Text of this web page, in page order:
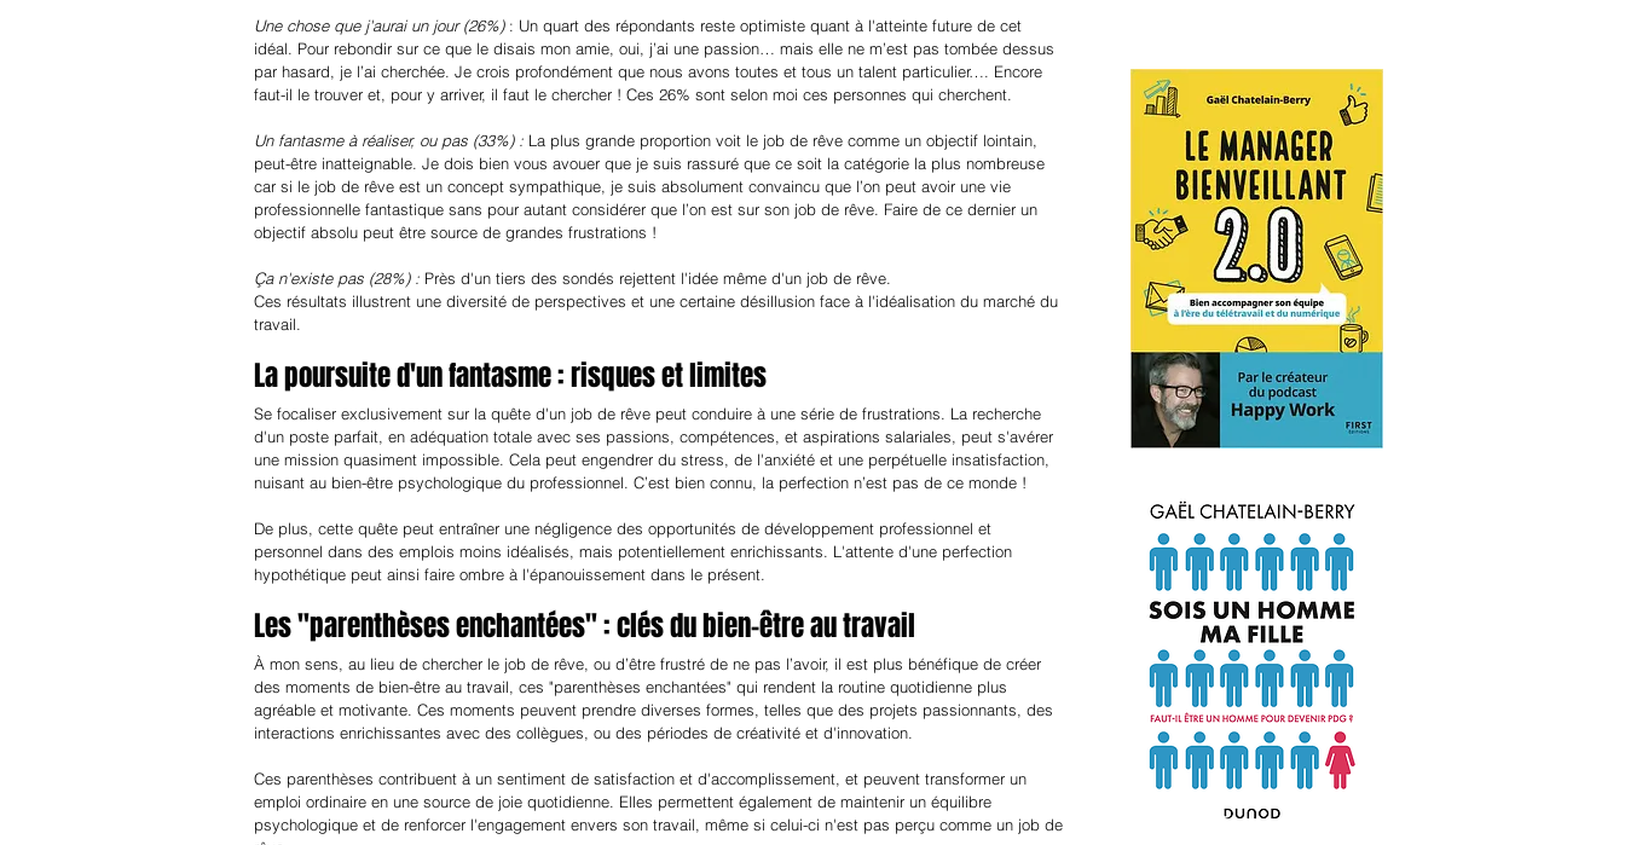
Une chose que j'aurai un jour (26%) : Un quart des répondants reste optimiste quant à l'atteinte future de cet
idéal. Pour rebondir sur ce que le disais mon amie, oui, j’ai une passion… mais elle ne m’est pas tombée dessus
par hasard, je l’ai cherchée. Je crois profondément que nous avons toutes et tous un talent particulier…. Encore
faut-il le trouver et, pour y arriver, il faut le chercher ! Ces 26% sont selon moi ces personnes qui cherchent.
Un fantasme à réaliser, ou pas (33%) : La plus grande proportion voit le job de rêve comme un objectif lointain,
peut-être inatteignable. Je dois bien vous avouer que je suis rassuré que ce soit la catégorie la plus nombreuse
car si le job de rêve est un concept sympathique, je suis absolument convaincu que l’on peut avoir une vie
professionnelle fantastique sans pour autant considérer que l’on est sur son job de rêve. Faire de ce dernier un
objectif absolu peut être source de grandes frustrations !
Ça n'existe pas (28%) : Près d'un tiers des sondés rejettent l'idée même d'un job de rêve.
Ces résultats illustrent une diversité de perspectives et une certaine désillusion face à l'idéalisation du marché du
travail.
La poursuite d'un fantasme : risques et limites
Se focaliser exclusivement sur la quête d'un job de rêve peut conduire à une série de frustrations. La recherche
d'un poste parfait, en adéquation totale avec ses passions, compétences, et aspirations salariales, peut s'avérer
une mission quasiment impossible. Cela peut engendrer du stress, de l'anxiété et une perpétuelle insatisfaction,
nuisant au bien-être psychologique du professionnel. C’est bien connu, la perfection n’est pas de ce monde !
De plus, cette quête peut entraîner une négligence des opportunités de développement professionnel et
personnel dans des emplois moins idéalisés, mais potentiellement enrichissants. L'attente d'une perfection
hypothétique peut ainsi faire ombre à l'épanouissement dans le présent.
Les "parenthèses enchantées" : clés du bien-être au travail
À mon sens, au lieu de chercher le job de rêve, ou d’être frustré de ne pas l’avoir, il est plus bénéfique de créer
des moments de bien-être au travail, ces "parenthèses enchantées" qui rendent la routine quotidienne plus
agréable et motivante. Ces moments peuvent prendre diverses formes, telles que des projets passionnants, des
interactions enrichissantes avec des collègues, ou des périodes de créativité et d'innovation.
Ces parenthèses contribuent à un sentiment de satisfaction et d'accomplissement, et peuvent transformer un
emploi ordinaire en une source de joie quotidienne. Elles permettent également de maintenir un équilibre
psychologique et de renforcer l'engagement envers son travail, même si celui-ci n'est pas perçu comme un job de